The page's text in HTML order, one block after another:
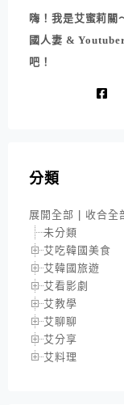
嗨！我是艾蜜莉關
國人妻 &
吧！
分類
展開全部
收合全
未分類
艾吃韓國美食
艾韓國旅遊
艾看影劇
艾教學
艾聊聊
艾分享
艾料理